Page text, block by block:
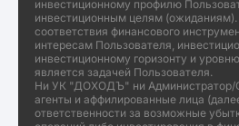
инвестиционному профилю
инвестиционным целям
соответствия финансового
интересам Пользователя,
инвестиционному горизонту и
является задачей Пользователя.
Ни УК "ДОХОДЪ" ни Администратор/
агенты и аффилированные лица
ответственности за возможные